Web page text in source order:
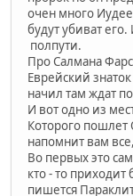
очен много
будут убиват
полпути.
Про Салмана
Еврейский
начил там ждат
И вот одно из
Которого пошлет
напомнит вам
Во первых это
кто - то
пишется